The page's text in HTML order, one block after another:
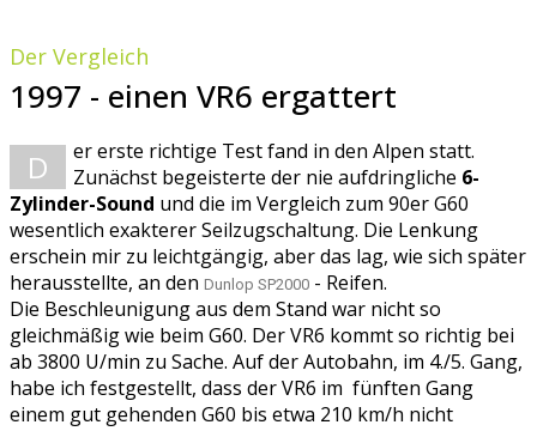
Der Vergleich
1997 - einen VR6 ergattert
D
er erste richtige Test fand in den Alpen statt.
Zunächst begeisterte der nie aufdringliche 6-
Zylinder-Sound und die im Vergleich zum 90er G60
wesentlich exakterer Seilzugschaltung. Die Lenkung
erschein mir zu leichtgängig, aber das lag, wie sich später
herausstellte, an den Dunlop SP2000 - Reifen.
Die Beschleunigung aus dem Stand war nicht so
gleichmäßig wie beim G60. Der VR6 kommt so richtig bei
ab 3800 U/min zu Sache. Auf der Autobahn, im 4./5. Gang,
habe ich festgestellt, dass der VR6 im fünften Gang
einem gut gehenden G60 bis etwa 210 km/h nicht